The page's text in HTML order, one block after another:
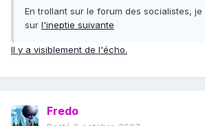
En trollant sur le forum des socialistes,
sur l'ineptie suivante
Il y a visiblement de l'écho.
Fredo